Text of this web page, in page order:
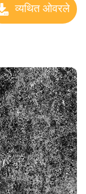
व्यथित ओवरले